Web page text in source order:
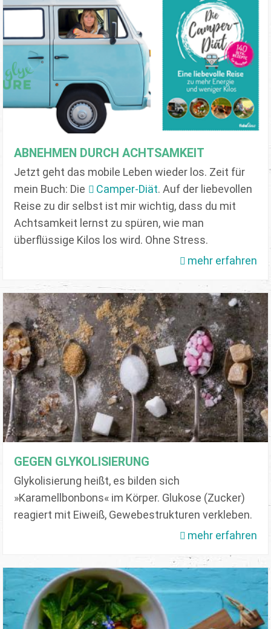
ABNEHMEN DURCH ACHTSAMKEIT
Jetzt geht das mobile Leben wieder los. Zeit für
mein Buch: Die
Camper-Diät. Auf der liebevollen
Reise zu dir selbst ist mir wichtig, dass du mit
Achtsamkeit lernst zu spüren, wie man
überflüssige Kilos los wird. Ohne Stress.
mehr erfahren
GEGEN GLYKOLISIERUNG
Glykolisierung heißt, es bilden sich
»Karamellbonbons« im Körper. Glukose (Zucker)
reagiert mit Eiweiß, Gewebestrukturen verkleben.
mehr erfahren